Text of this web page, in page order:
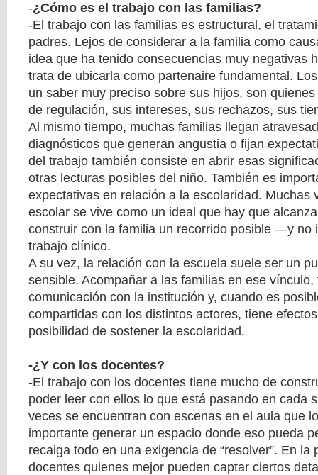
-¿Cómo es el trabajo con las familias?
-El trabajo con las familias es estructural, el
padres. Lejos de considerar a la familia como
idea que ha tenido consecuencias muy negativas
trata de ubicarla como partenaire fundamental.
un saber muy preciso sobre sus hijos, son
de regulación, sus intereses, sus rechazos, sus
Al mismo tiempo, muchas familias llegan
diagnósticos que generan angustia o fijan
del trabajo también consiste en abrir esas
otras lecturas posibles del niño. También es
expectativas en relación a la escolaridad. Muchas
escolar se vive como un ideal que hay que
construir con la familia un recorrido posible —y
trabajo clínico.
A su vez, la relación con la escuela suele ser un
sensible. Acompañar a las familias en ese vínculo,
comunicación con la institución y, cuando es
compartidas con los distintos actores, tiene
posibilidad de sostener la escolaridad.
-¿Y con los docentes?
-El trabajo con los docentes tiene mucho de
poder leer con ellos lo que está pasando en cada
veces se encuentran con escenas en el aula que
importante generar un espacio donde eso pueda
recaiga todo en una exigencia de “resolver”. En la
docentes quienes mejor pueden captar ciertos